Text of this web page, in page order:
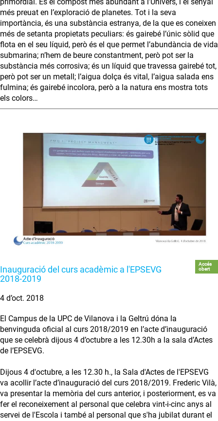
més preuat en l’exploració de planetes. Tot i la seva
importància, és una substància estranya, de la que es coneixen
més de setanta propietats peculiars: és gairebé l’únic sòlid que
flota en el seu líquid, però és el que permet l’abundància de vida
submarina; n’hem de beure constantment, però pot ser la
substància més corrosiva; és un líquid que travessa gairebé tot,
però pot ser un metall; l’aigua dolça és vital, l’aigua salada ens
fulmina; és gairebé incolora, però a la natura ens mostra tots
els colors…
Inauguració del curs acadèmic a l'EPSEVG
2018-2019
Accés
obert
4 d’oct. 2018
El Campus de la UPC de Vilanova i la Geltrú dóna la
benvinguda oficial al curs 2018/2019 en l’acte d’inauguració
que se celebrà dijous 4 d’octubre a les 12.30h a la sala d’Actes
de l’EPSEVG.
Dijous 4 d'octubre, a les 12.30 h., la Sala d'Actes de l'EPSEVG
va acollir l’acte d’inauguració del curs 2018/2019. Frederic Vilà,
va presentar la memòria del curs anterior, i posteriorment, es va
fer el reconeixement al personal que celebra vint-i-cinc anys al
servei de l'Escola i també al personal que s'ha jubilat durant el